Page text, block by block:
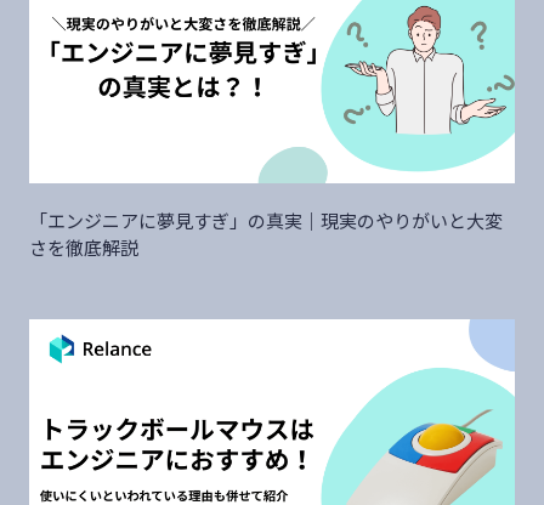
「エンジニアに夢見すぎ」の真実｜現実のやりがいと大変
さを徹底解説